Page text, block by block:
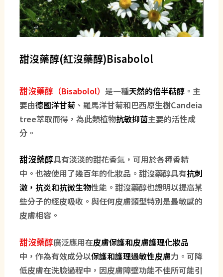
甜沒藥醇(紅沒藥醇)Bisabolol
甜沒藥醇（Bisabolol） 是一種天然的倍半萜醇。主
要由德國洋甘菊、羅馬洋甘菊和巴西原生樹Candeia
tree萃取而得，為此類植物抗敏抑菌主要的活性成
分。
甜沒藥醇具有淡淡的甜花香氣，可用於各種香精
中。也被使用了幾百年的化妝品。甜沒藥醇具有抗刺
激，抗炎和抗微生物性能。甜沒藥醇也證明以提高某
些分子的經皮吸收。與任何皮膚類型特別是最敏感的
皮膚相容。
甜沒藥醇廣泛應用在皮膚保護和皮膚護理化妝品
中，作為有效成分以保護和護理過敏性皮膚力。可降
低皮膚在洗臉過程中，因皮膚障壁功能不佳所可能引